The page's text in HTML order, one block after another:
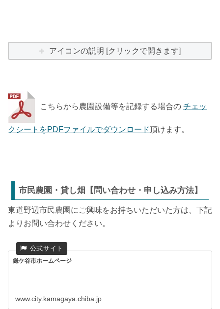
アイコンの説明 [クリックで開きます]
こちらから農園設備等を記録する場合の チェッ
クシートをPDFファイルでダウンロード頂けます。
市民農園・貸し畑【問い合わせ・申し込み方法】
東道野辺市民農園にご興味をお持ちいただいた方は、下記
よりお問い合わせください。
鎌ケ谷市ホームページ
www.city.kamagaya.chiba.jp